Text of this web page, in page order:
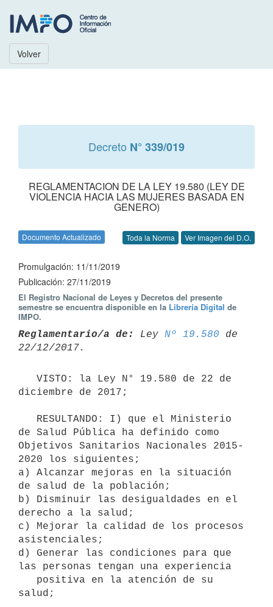
Volver
Decreto N° 339/019
REGLAMENTACION DE LA LEY 19.580 (LEY DE
VIOLENCIA HACIA LAS MUJERES BASADA EN
GENERO)
Documento Actualizado Toda la Norma Ver Imagen del D.O.
Promulgación: 11/11/2019
Publicación: 27/11/2019
El Registro Nacional de Leyes y Decretos del presente
semestre se encuentra disponible en la Librería Digital de
IMPO.
Reglamentario/a de: Ley Nº 19.580 de
diciembre de 2017;
de Salud Pública ha definido como
Objetivos Sanitarios Nacionales 2015-
2020 los siguientes;
a) Alcanzar mejoras en la situación
de salud de la población;
b) Disminuir las desigualdades en el
derecho a la salud;
c) Mejorar la calidad de los procesos
asistenciales;
d) Generar las condiciones para que
las personas tengan una experiencia
salud;